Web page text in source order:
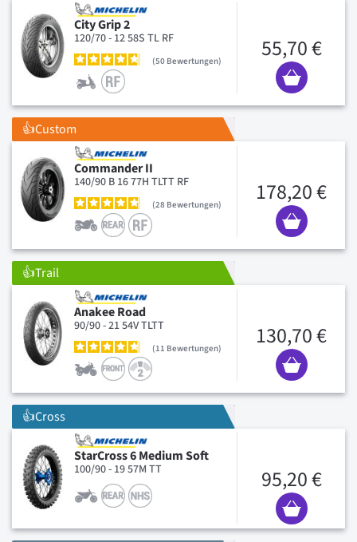
City Grip 2
120/70 - 12 58S TL RF
50 Bewertungen 55,70 €
👍Custom
Commander II
140/90 B 16 77H TLTT RF
28 Bewertungen 178,20 €
👍Trail
Anakee Road
90/90 - 21 54V TLTT
11 Bewertungen 130,70 €
👍Cross
StarCross 6 Medium Soft
100/90 - 19 57M TT 95,20 €